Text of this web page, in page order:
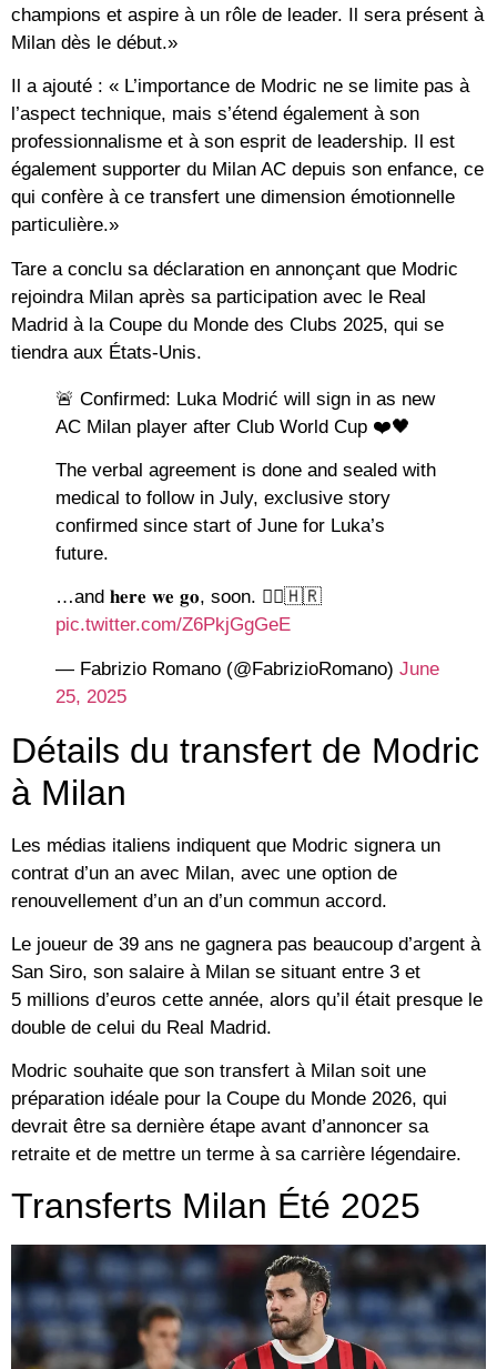
champions et aspire à un rôle de leader. Il sera présent à
Milan dès le début.»
Il a ajouté : « L’importance de Modric ne se limite pas à
l’aspect technique, mais s’étend également à son
professionnalisme et à son esprit de leadership. Il est
également supporter du Milan AC depuis son enfance, ce
qui confère à ce transfert une dimension émotionnelle
particulière.»
Tare a conclu sa déclaration en annonçant que Modric
rejoindra Milan après sa participation avec le Real
Madrid à la Coupe du Monde des Clubs 2025, qui se
tiendra aux États-Unis.
🚨 Confirmed: Luka Modrić will sign in as new
AC Milan player after Club World Cup ❤️🖤
The verbal agreement is done and sealed with
medical to follow in July, exclusive story
confirmed since start of June for Luka’s
future.
…and 𝐡𝐞𝐫𝐞 𝐰𝐞 𝐠𝐨, soon. 🧞‍♂️🇭🇷
pic.twitter.com/Z6PkjGgGeE
— Fabrizio Romano (@FabrizioRomano) June
25, 2025
Détails du transfert de Modric
à Milan
Les médias italiens indiquent que Modric signera un
contrat d’un an avec Milan, avec une option de
renouvellement d’un an d’un commun accord.
Le joueur de 39 ans ne gagnera pas beaucoup d’argent à
San Siro, son salaire à Milan se situant entre 3 et
5 millions d’euros cette année, alors qu’il était presque le
double de celui du Real Madrid.
Modric souhaite que son transfert à Milan soit une
préparation idéale pour la Coupe du Monde 2026, qui
devrait être sa dernière étape avant d’annoncer sa
retraite et de mettre un terme à sa carrière légendaire.
Transferts Milan Été 2025